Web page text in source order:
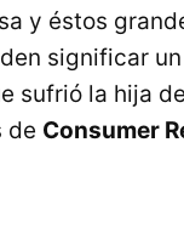
y éstos
significar
sufrió la hija
de Consumer